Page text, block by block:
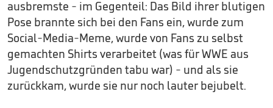
ausbremste - im Gegenteil: Das Bild ihrer blutigen
Pose brannte sich bei den Fans ein, wurde zum
Social-Media-Meme, wurde von Fans zu selbst
gemachten Shirts verarbeitet (was für WWE aus
Jugendschutzgründen tabu war) - und als sie
zurückkam, wurde sie nur noch lauter bejubelt.